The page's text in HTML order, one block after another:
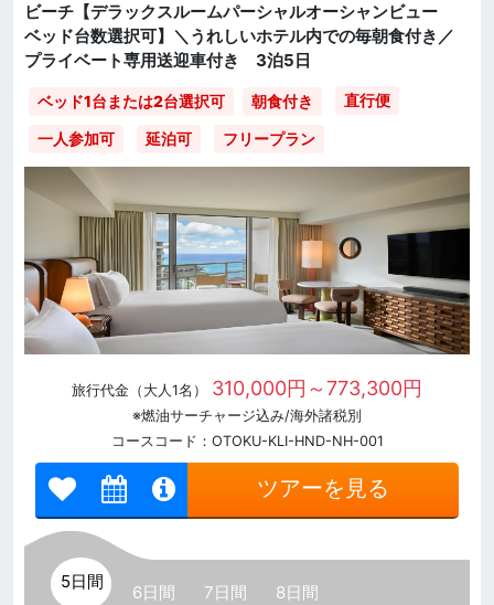
ビーチ【デラックスルームパーシャルオーシャンビュー
ベッド台数選択可】＼うれしいホテル内での毎朝食付き／
プライベート専用送迎車付き 3泊5日
ベッド1台または2台選択可 朝食付き 直行便
一人参加可 延泊可 フリープラン
旅行代金（大人1名） 310,000円～773,300円
※燃油サーチャージ込み/海外諸税別
コースコード：OTOKU-KLI-HND-NH-001
ツアーを見る
5日間
6日間 7日間 8日間